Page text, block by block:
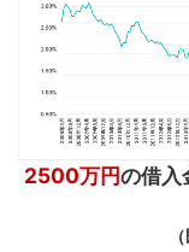
2500万円の借入